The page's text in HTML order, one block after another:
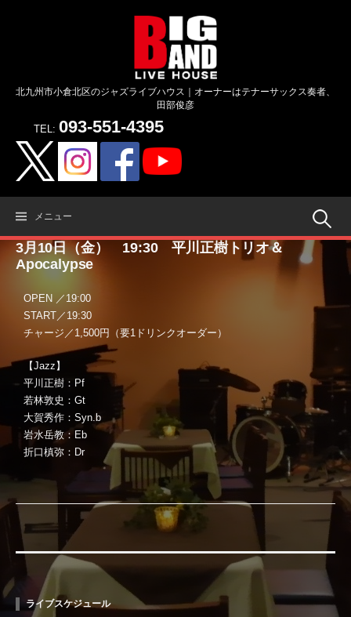
北九州市小倉北区のジャズライブハウス｜オーナーはテナーサックス奏者、
田部俊彦
TEL: 093-551-4395
メニュー 検
索:
3月10日（金） 19:30 平川正樹トリオ＆
Apocalypse
OPEN ／19:00
START／19:30
チャージ／1,500円（要1ドリンクオーダー）
【Jazz】
平川正樹：Pf
若林敦史：Gt
大賀秀作：Syn.b
岩水岳教：Eb
折口槙弥：Dr
ライブスケジュール